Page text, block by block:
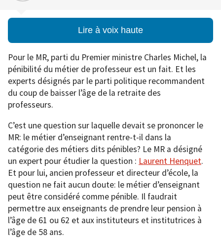
Lire à voix haute
Pour le MR, parti du Premier ministre Charles Michel, la
pénibilité du métier de professeur est un fait. Et les
experts désignés par le parti politique recommandent
du coup de baisser l’âge de la retraite des
professeurs.
C’est une question sur laquelle devait se prononcer le
MR: le métier d’enseignant rentre-t-il dans la
catégorie des métiers dits pénibles? Le MR a désigné
un expert pour étudier la question : Laurent Henquet.
Et pour lui, ancien professeur et directeur d’école, la
question ne fait aucun doute: le métier d’enseignant
peut être considéré comme pénible. Il faudrait
permettre aux enseignants de prendre leur pension à
l’âge de 61 ou 62 et aux instituteurs et institutrices à
l’âge de 58 ans.